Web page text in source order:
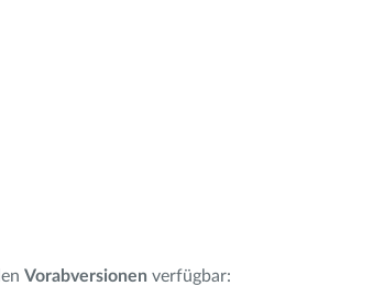
Vorabversionen verfügbar: